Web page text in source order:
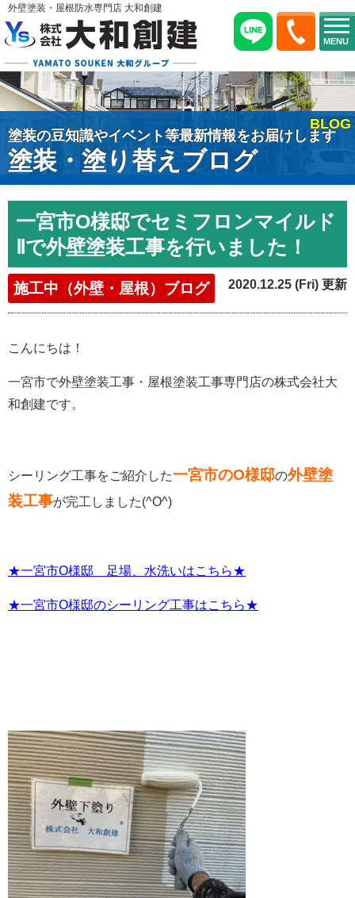
MENU
外壁塗装・屋根防水専門店 大和創建
塗装の豆知識やイベント等最新情報をお届けします
塗装・塗り替えブログ
BLOG
一宮市O様邸でセミフロンマイルド
Ⅱで外壁塗装工事を行いました！
施工中（外壁・屋根）ブログ 2020.12.25 (Fri) 更新
こんにちは！
一宮市で外壁塗装工事・屋根塗装工事専門店の株式会社大
和創建です。
シーリング工事をご紹介した一宮市のO様邸の外壁塗
装工事が完工しました(^O^)
★一宮市O様邸 足場、水洗いはこちら★
★一宮市O様邸のシーリング工事はこちら★